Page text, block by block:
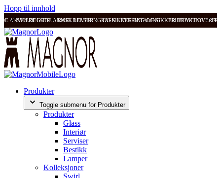
Hopp til innhold
ANMELDELSER RASK LEVERING OG SIKKER BETALING FRI FRAKT OVER
SVÆRT GODE ANMELDELSER RASK LEVERING OG SIKKER BETALING
Produkter
Toggle submenu for Produkter
Produkter
Glass
Interiør
Serviser
Bestikk
Lamper
Kolleksjoner
Swirl